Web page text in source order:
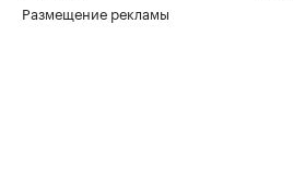
Размещение рекламы